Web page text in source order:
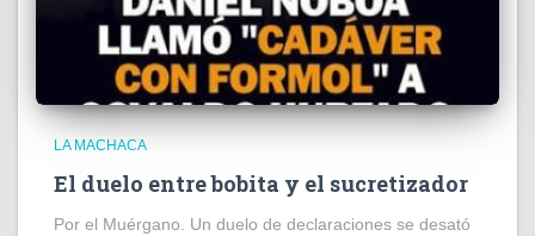
LA MACHACA
El duelo entre bobita y el sucretizador
Por el Muérgano. Un duelo de declaraciones se desató